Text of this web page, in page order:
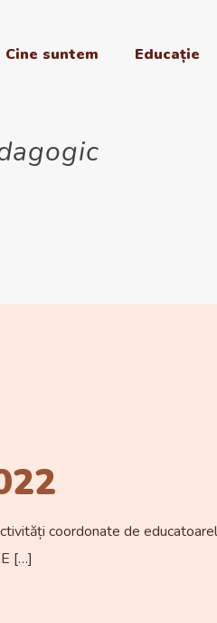
Cine suntem Educație
coordonate de
[…]